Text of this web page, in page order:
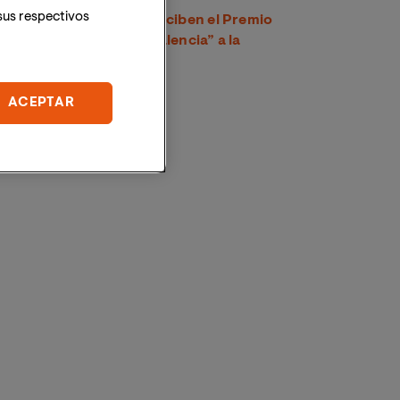
egresados de VIU reciben el Premio
“Capitanía General de Valencia” a la
respectivos
ACEPTAR